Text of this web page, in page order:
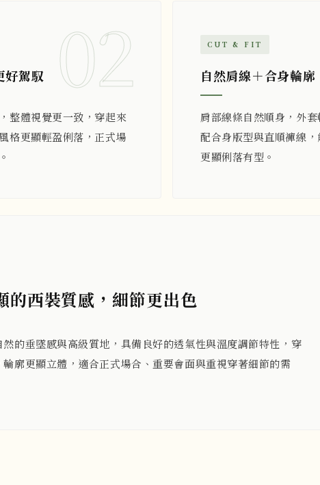
02
好駕馭
整體視覺更一致，穿起來
格更顯輕盈俐落，正式場
CUT & FIT
自然肩線＋合身輪
肩部線條自然順身，外
配合身版型與直順褲線
更顯俐落有型。
西裝質感，細節更出色
的垂墜感與高級質地，具備良好的透氣性與溫度調節特性，穿
廓更顯立體，適合正式場合、重要會面與重視穿著細節的需